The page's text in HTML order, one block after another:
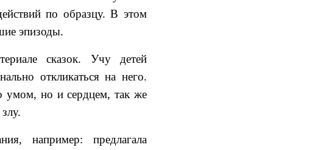
по образцу. В этом
эпизоды.
сказок. Учу детей
откликаться на него.
умом, но и сердцем, так же
например: предлагала